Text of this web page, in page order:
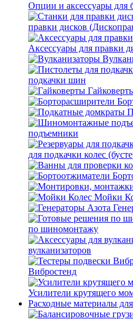
Опции и аксессуары для
правки дисков
Аксессуары для правки
подкачки шин
подъемники
для подкачки колес
Мойки
по шиномонтажу
вулканизаторов
Вибростенд
Усилители крутящего
Расходные материалы